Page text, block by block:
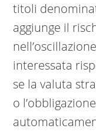
titoli
aggiunge il
interessata
se la valuta
o